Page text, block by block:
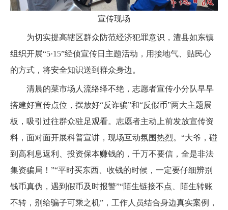
宣传现场
为切实提高辖区群众防范经济犯罪意识，澧县如东镇
组织开展“5·15”经侦宣传日主题活动，用接地气、贴民心
的方式，将安全知识送到群众身边。
清晨的菜市场人流络绎不绝，志愿者宣传小分队早早
搭建好宣传点位，摆放好“反诈骗”和“反假币”两大主题展
板，吸引过往群众驻足观看。志愿者主动上前发放宣传资
料，面对面开展科普宣讲，现场互动氛围热烈。“大爷，碰
到高利息返利、投资保本赚钱的，千万不要信，全是非法
集资骗局！”“平时买东西、收钱的时候，一定要仔细辨别
钱币真伪，遇到假币及时报警”“陌生链接不点、陌生转账
不转，别给骗子可乘之机”，工作人员结合身边真实案例，